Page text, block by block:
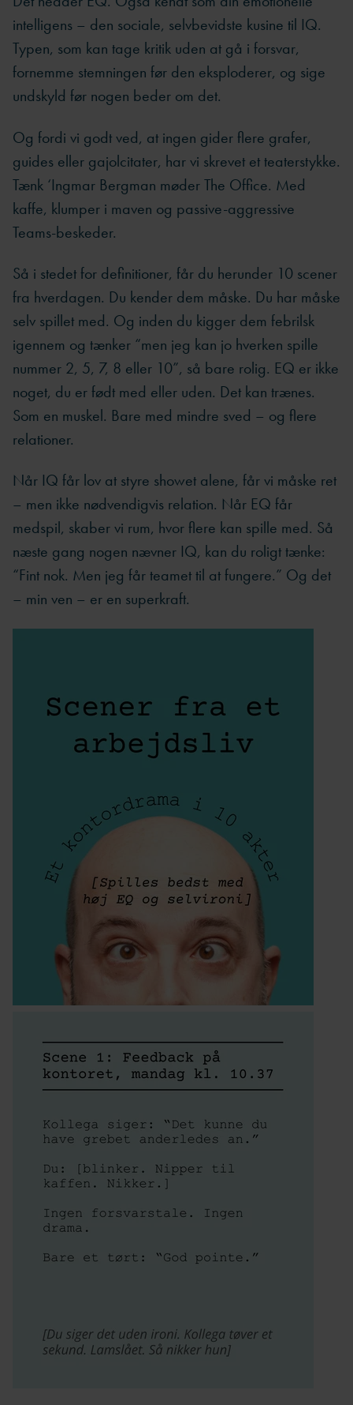
intelligens – den sociale, selvbevidste kusine til IQ.
Typen, som kan tage kritik uden at gå i forsvar,
fornemme stemningen før den eksploderer, og sige
undskyld før nogen beder om det.
Og fordi vi godt ved, at ingen gider flere grafer,
guides eller gajolcitater, har vi skrevet et teaterstykke.
Tænk ‘Ingmar Bergman møder The Office. Med
kaffe, klumper i maven og passive-aggressive
Teams-beskeder.
Så i stedet for definitioner, får du herunder 10 scener
fra hverdagen. Du kender dem måske. Du har måske
selv spillet med. Og inden du kigger dem febrilsk
igennem og tænker “men jeg kan jo hverken spille
nummer 2, 5, 7, 8 eller 10”, så bare rolig. EQ er ikke
noget, du er født med eller uden. Det kan trænes.
Som en muskel. Bare med mindre sved – og flere
relationer.
Når IQ får lov at styre showet alene, får vi måske ret
– men ikke nødvendigvis relation. Når EQ får
medspil, skaber vi rum, hvor flere kan spille med. Så
næste gang nogen nævner IQ, kan du roligt tænke:
“Fint nok. Men jeg får teamet til at fungere.” Og det
– min ven – er en superkraft.